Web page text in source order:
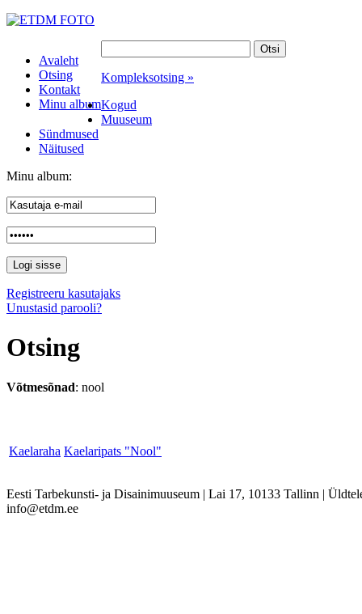
Avaleht
Otsing
Kontakt
Minu album
Kompleksotsing »
Kogud
Muuseum
Sündmused
Näitused
Minu album:
Registreeru kasutajaks
Unustasid parooli?
Otsing
Võtmesõnad: nool
Kaelaraha Kaelaripats "Nool"
Eesti Tarbekunsti- ja Disainimuuseum | Lai 17, 10133 Tallinn |
info@etdm.ee